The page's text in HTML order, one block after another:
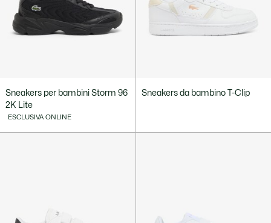
Sneakers per bambini Storm 96
2K Lite
ESCLUSIVA ONLINE
Sneakers da bambino T-Clip